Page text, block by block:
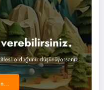
olduğunu düşünüyorsanız...